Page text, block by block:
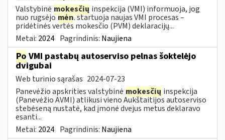
Valstybinė mokesčių inspekcija (VMI) informuoja, jog
nuo rugsėjomėn. startuoja naujas VMI procesas –
pridėtinės vertės mokesčio (PVM) deklaracijų...
Metai: 2024 Pagrindinis: Naujiena
Po VMI pastabų autoserviso pelnas šoktelėjo
dvigubai
Web turinio sąrašas 2024-07-23
Panevėžio apskrities valstybinė mokesčių inspekcija
(Panevėžio AVMI) atlikusi vieno Aukštaitijos autoserviso
stebėseną nustatė, kad įmonė dvejus metus deklaravo
esanti...
Metai: 2024 Pagrindinis: Naujiena